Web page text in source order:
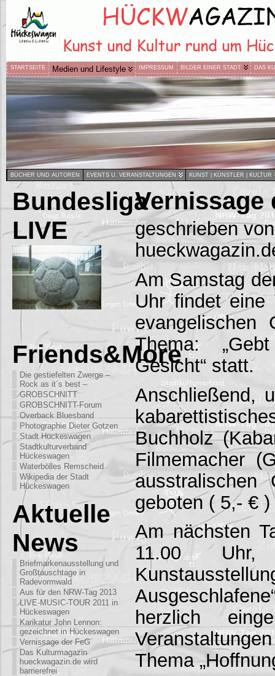
STARTSEITE Medien und Lifestyle IMPRESSUM BILDER EINER STADT DAS
BÜCHER UND AUTOREN EVENTS U. VERANSTALTUNGEN KUNST | KÜNSTLER | KULTUR
Bundesliga
LIVE
Friends&More
Die gestiefelten Zwerge –
Rock as it´s best –
GROBSCHNITT
GROBSCHNITT-Forum
Overback Bluesband
Photographie Dieter Gotzen
Stadt Hückeswagen
Stadtkulturverband
Hückeswagen
Waterbölles Remscheid
Wikipedia der Stadt
Hückeswagen
Aktuelle
News
Briefmarkenausstellung und
Großtauschtage in
Radevormwald
Aus für den NRW-Tag 2013
LIVE-MUSIC-TOUR 2011 in
Hückeswagen
Karikatur John Lennon:
gezeichnet in Hückeswagen
Vernissage der FeG
Das Kulturmagazin
hueckwagazin.de wird
barrierefrei
Vernissage
geschrieben
Am Samstag
Uhr findet eine
evangelischen
Thema:
Gesicht“ statt.
Anschließend,
Buchholz
Filmemacher
ausstralischen
geboten ( 5,- € )
Am nächsten
11.00
herzlich
Thema